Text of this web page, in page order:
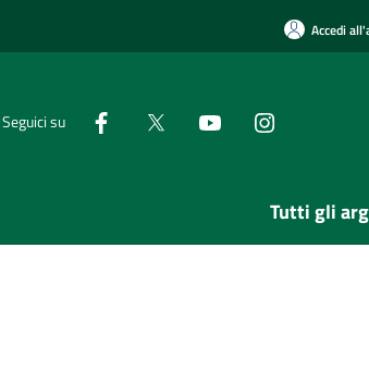
Accedi
Seguici su
Tutti gli